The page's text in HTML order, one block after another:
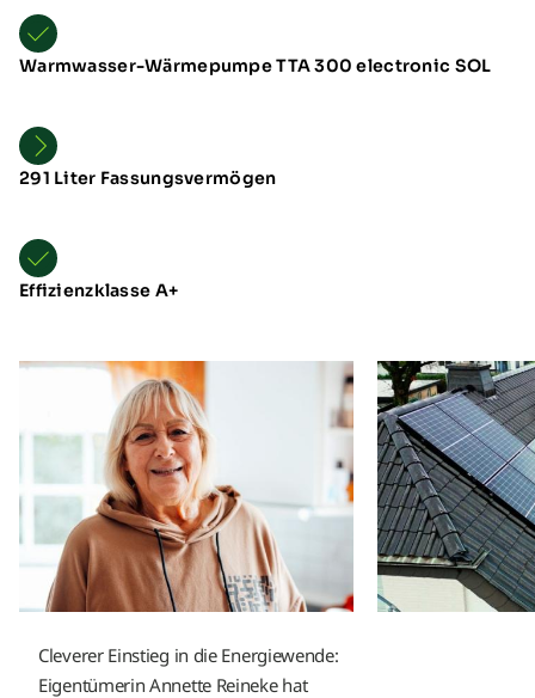
Warmwasser-Wärmepumpe TTA 300 electronic SOL
291 Liter Fassungsvermögen
Effizienzklasse A+
Cleverer Einstieg in die Energiewende:
Eigentümerin Annette Reineke hat